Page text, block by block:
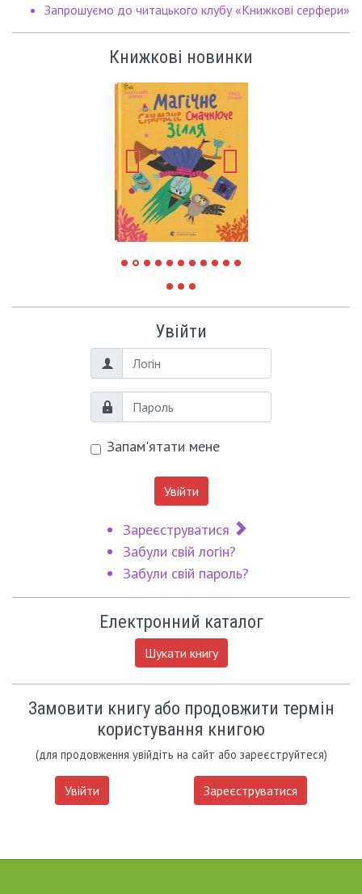
Запрошуємо до читацького клубу «Книжкові серфери»
Книжкові новинки
Увійти
Логін
Пароль
Запам'ятати мене
Увійти
Зареєструватися
Забули свій логін?
Забули свій пароль?
Електронний каталог
Шукати книгу
Замовити книгу або продовжити термін
користування книгою
(для продовження увійдіть на сайт або зареєструйтеся)
Увійти Зареєструватися